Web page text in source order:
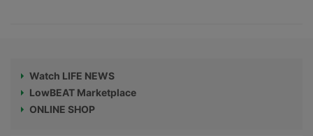
Watch LIFE NEWS
LowBEAT Marketplace
ONLINE SHOP